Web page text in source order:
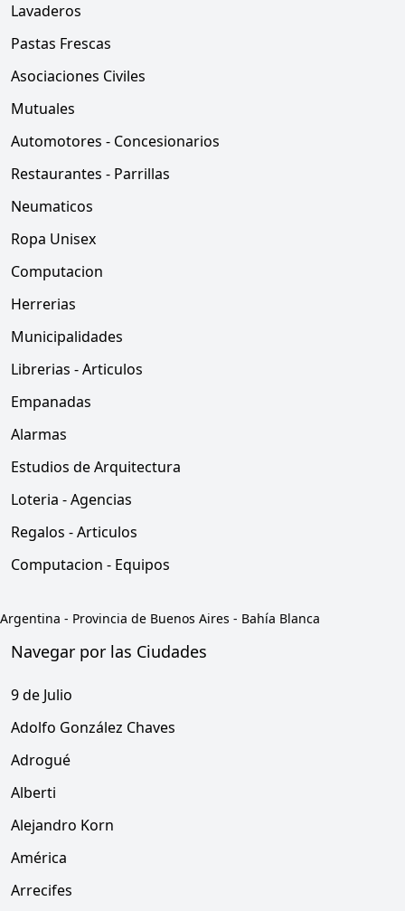
Lavaderos
Pastas Frescas
Asociaciones Civiles
Mutuales
Automotores - Concesionarios
Restaurantes - Parrillas
Neumaticos
Ropa Unisex
Computacion
Herrerias
Municipalidades
Librerias - Articulos
Empanadas
Alarmas
Estudios de Arquitectura
Loteria - Agencias
Regalos - Articulos
Computacion - Equipos
Argentina - Provincia de Buenos Aires - Bahía Blanca
Navegar por las Ciudades
9 de Julio
Adolfo González Chaves
Adrogué
Alberti
Alejandro Korn
América
Arrecifes